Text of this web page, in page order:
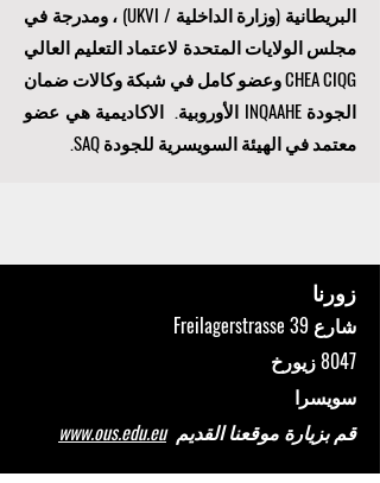
البريطانية (وزارة الداخلية / UKVI) ، ومدرجة في
مجلس الولايات المتحدة لاعتماد التعليم العالي
CHEA CIQG وعضو كامل في شبكة وكالات ضمان
الجودة INQAAHE الأوروبية. الاكاديمية هي عضو
معتمد في الهيئة السويسرية للجودة SAQ.
زورنا
شارع Freilagerstrasse 39
8047 زيورخ
سويسرا
قم بزيارة موقعنا القديمwww.ous.edu.eu